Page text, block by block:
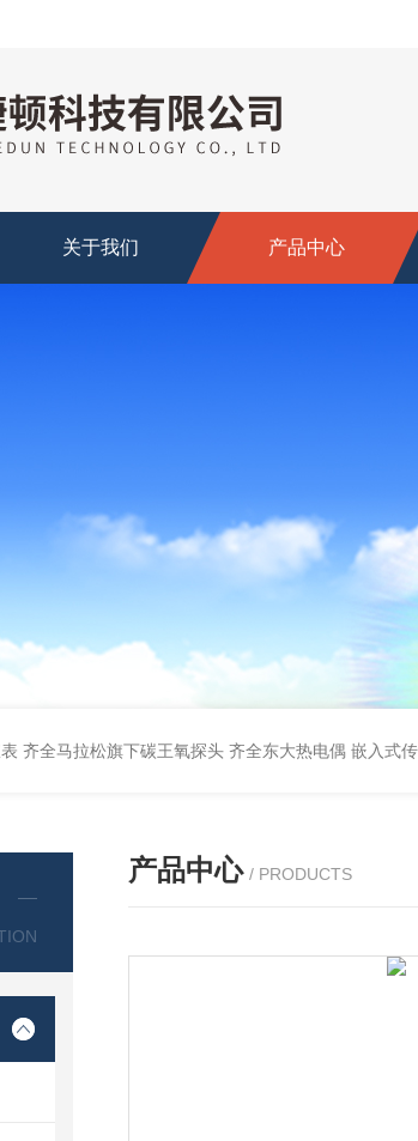
关于我们 产品中心
齐全马拉松旗下碳王氧探头 齐全东大热电偶 嵌入式
产品中心 / PRODUCTS